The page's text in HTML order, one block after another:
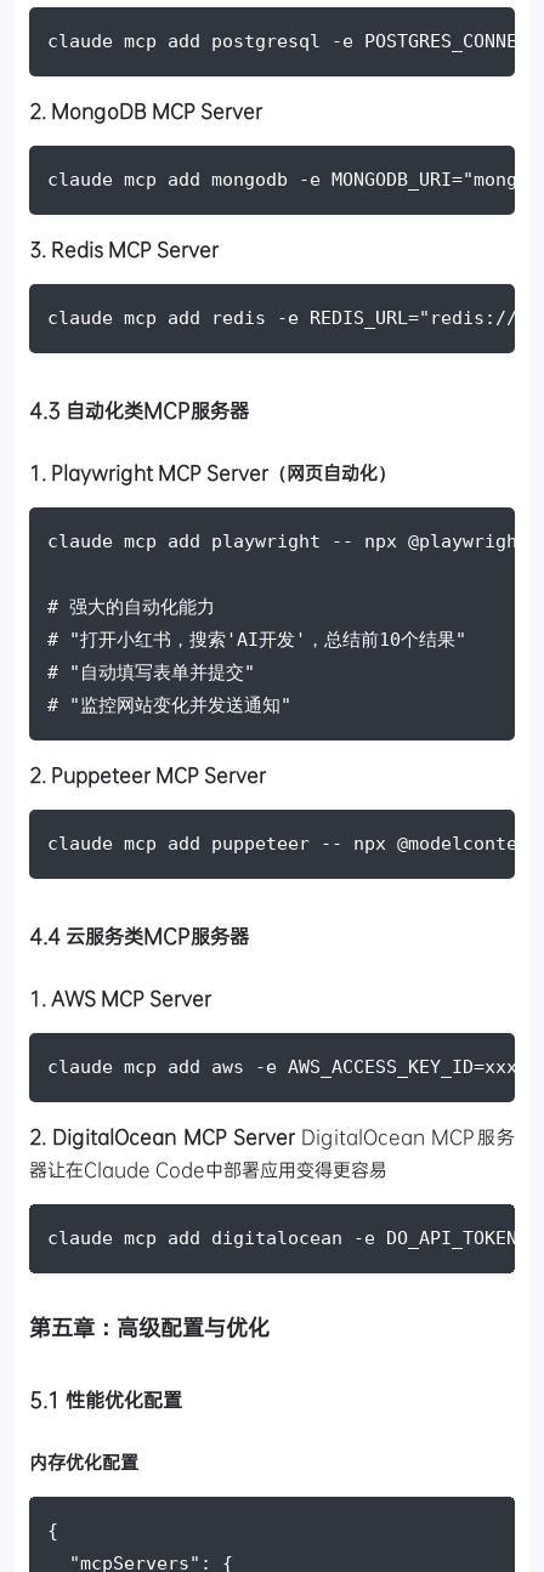
claude mcp add postgresql -e
2. MongoDB MCP Server
claude mcp add mongodb -e MONGODB_URI=
3. Redis MCP Server
claude mcp add redis -e REDIS_URL="redis://
4.3 自动化类MCP服务器
1. Playwright MCP Server（网页自动化）
claude mcp add playwright -- npx @playwright/
# 强大的自动化能力
# "打开小红书，搜索'AI开发'，总结前10个结果"
# "自动填写表单并提交"
# "监控网站变化并发送通知"
2. Puppeteer MCP Server
claude mcp add puppeteer -- npx
4.4 云服务类MCP服务器
1. AWS MCP Server
claude mcp add aws -e AWS_ACCESS_KEY_ID=xxx
2. DigitalOcean MCP ServerDigitalOcean MCP服务
器让在Claude Code中部署应用变得更容易
claude mcp add digitalocean -e DO_API_TOKEN
第五章：高级配置与优化
5.1 性能优化配置
内存优化配置
{
"mcpServers" : {